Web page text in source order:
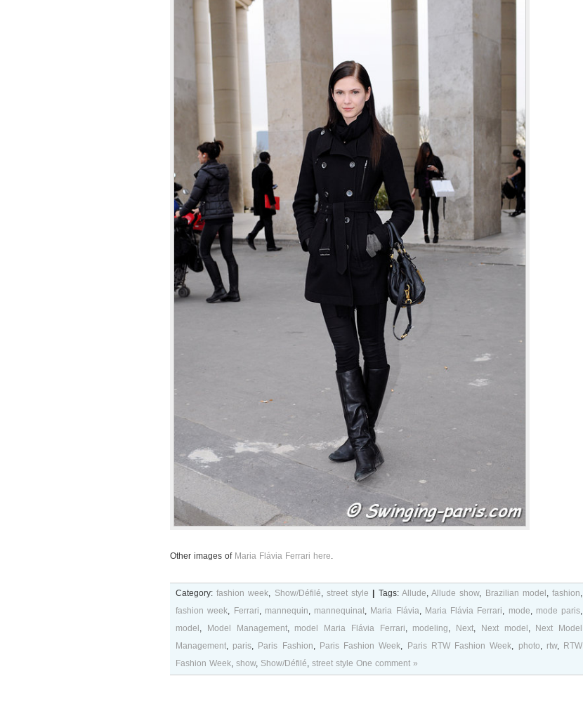
Other images of Maria Flávia Ferrari here.
Category:fashion week, Show/Défilé, street style Tags: Allude,Allude show, Brazilian model ,fashion,
fashion week, Ferrari, mannequin, mannequinat, Maria Flávia, Maria Flávia Ferrari, mode, mode paris,
model , Model Management, model Maria Flávia Ferrari, modeling, Next, Next model ,
Next Model
Management, paris, Paris Fashion, Paris Fashion Week, Paris RTW Fashion Week, photo, rtw, RTW
Fashion Week, show, Show/Défilé, street style One comment »